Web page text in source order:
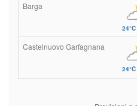
Barga
24°C
Castelnuovo Garfagnana
24°C